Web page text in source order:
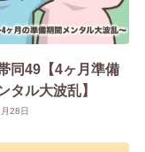
同49【4ヶ月準備
タル大波乱】
28日